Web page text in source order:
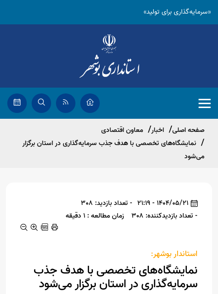
«سرمایه‌گذاری برای تولید»
صفحه اصلی اخبار
معاون اقتصادی
نمایشگاه‌های تخصصی با هدف جذب سرمایه‌گذاری در استان برگزار
‌می‌شود
1404/05/21 - 21:19
- تعداد بازدید: 308
- تعداد بازدیدکننده: 308
زمان مطالعه : 1 دقیقه
استاندار بوشهر:
نمایشگاه‌های تخصصی با هدف جذب
سرمایه‌گذاری در استان برگزار ‌می‌شود